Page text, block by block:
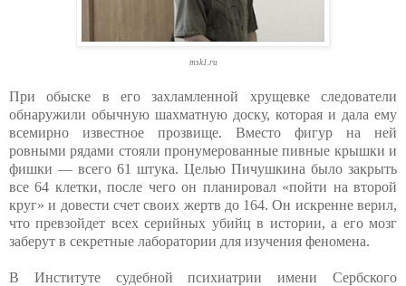
msk1.ru
При обыске в его захламленной хрущевке следователи
обнаружили обычную шахматную доску, которая и дала ему
всемирно известное прозвище. Вместо фигур на ней
ровными рядами стояли пронумерованные пивные крышки и
фишки — всего 61 штука. Целью Пичушкина было закрыть
все 64 клетки, после чего он планировал «пойти на второй
круг» и довести счет своих жертв до 164. Он искренне верил,
что превзойдет всех серийных убийц в истории, а его мозг
заберут в секретные лаборатории для изучения феномена.
В Институте судебной психиатрии имени Сербского